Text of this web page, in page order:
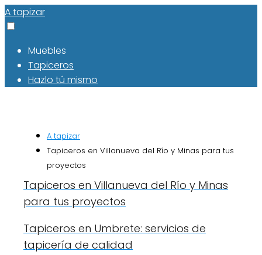
A tapizar
Muebles
Tapiceros
Hazlo tú mismo
A tapizar
Tapiceros en Villanueva del Río y Minas para tus
proyectos
Tapiceros en Villanueva del Río y Minas
para tus proyectos
Tapiceros en Umbrete: servicios de
tapicería de calidad